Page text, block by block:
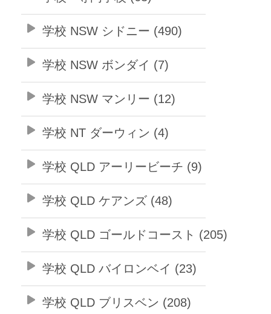
学校 NSW シドニー (490)
学校 NSW ボンダイ (7)
学校 NSW マンリー (12)
学校 NT ダーウィン (4)
学校 QLD アーリービーチ (9)
学校 QLD ケアンズ (48)
学校 QLD ゴールドコースト (205)
学校 QLD バイロンベイ (23)
学校 QLD ブリスベン (208)